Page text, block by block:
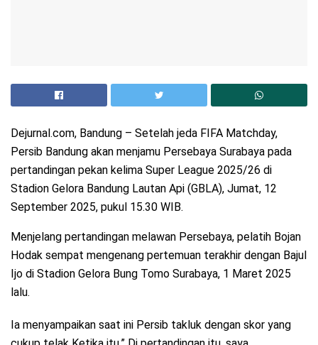
Dejurnal.com, Bandung – Setelah jeda FIFA Matchday,
Persib Bandung akan menjamu Persebaya Surabaya pada
pertandingan pekan kelima Super League 2025/26 di
Stadion Gelora Bandung Lautan Api (GBLA), Jumat, 12
September 2025, pukul 15.30 WIB.
Menjelang pertandingan melawan Persebaya, pelatih Bojan
Hodak sempat mengenang pertemuan terakhir dengan Bajul
Ijo di Stadion Gelora Bung Tomo Surabaya, 1 Maret 2025
lalu.
Ia menyampaikan saat ini Persib takluk dengan skor yang